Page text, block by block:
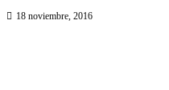
18 noviembre, 2016